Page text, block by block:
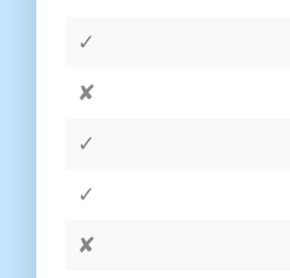
✓
✘
✓
✓
✘